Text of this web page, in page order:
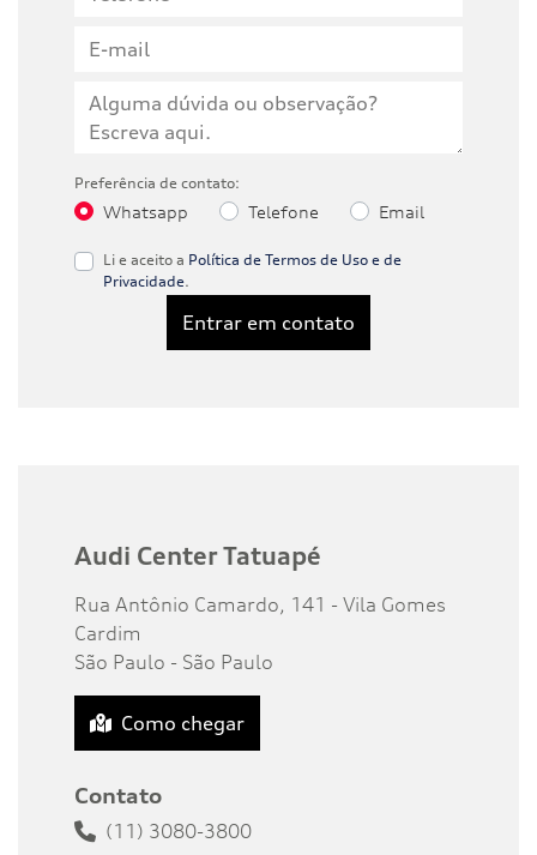
Preferência de contato:
Whatsapp Telefone Email
Li e aceito a Política de Termos de Uso e de
Privacidade.
Entrar em contato
Audi Center Tatuapé
Rua Antônio Camardo, 141 - Vila Gomes
Cardim
São Paulo - São Paulo
Como chegar
Contato
(11) 3080-3800